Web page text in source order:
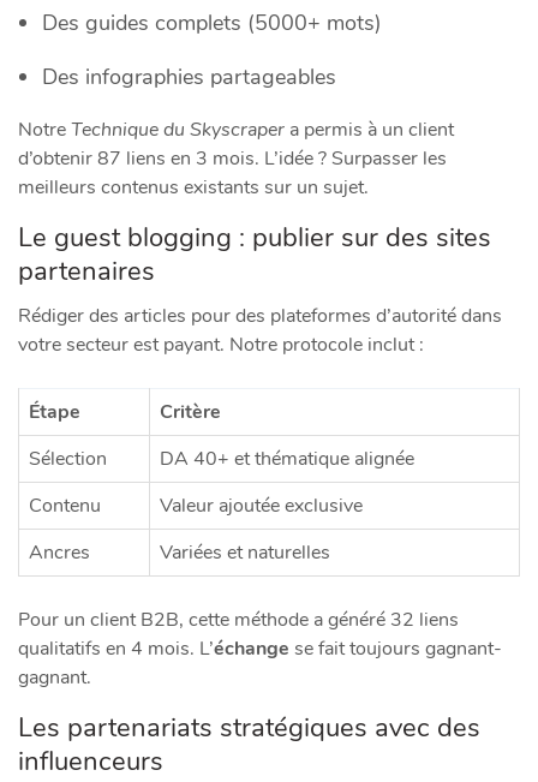
Des guides complets (5000+ mots)
Des infographies partageables
NotreTechnique du Skyscraper a permis à un client
d’obtenir 87 liens en 3 mois. L’idée ? Surpasser les
meilleurs contenus existants sur un sujet.
Le guest blogging : publier sur des sites
partenaires
Rédiger des articles pour des plateformes d’autorité dans
votre secteur est payant. Notre protocole inclut :
Étape
Critère
Sélection
DA 40+ et thématique alignée
Contenu
Valeur ajoutée exclusive
Ancres
Variées et naturelles
Pour un client B2B, cette méthode a généré 32 liens
qualitatifs en 4 mois. L’échange se fait toujours gagnant-
gagnant.
Les partenariats stratégiques avec des
influenceurs